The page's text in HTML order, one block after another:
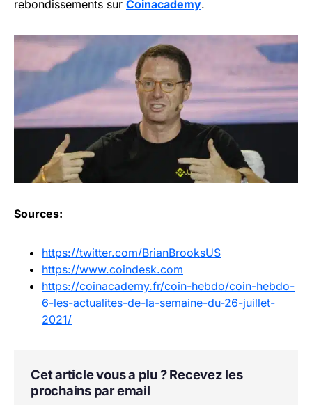
rebondissements sur Coinacademy.
Sources:
https://twitter.com/BrianBrooksUS
https://www.coindesk.com
https://coinacademy.fr/coin-hebdo/coin-hebdo-
6-les-actualites-de-la-semaine-du-26-juillet-
2021/
Cet article vous a plu ? Recevez les
prochains par email